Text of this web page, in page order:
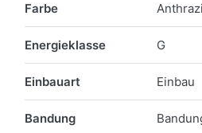
Farbe
Energieklasse G
Einbauart Einbau
Bandung